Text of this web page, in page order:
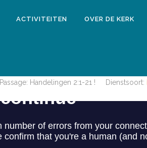
ACTIVITEITEN OVER DE KERK
Passage: Handelingen 2:1-21 ! Dienstsoort: